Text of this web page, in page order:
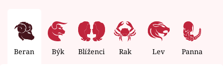
Beran Býk Blíženci Rak Lev Panna